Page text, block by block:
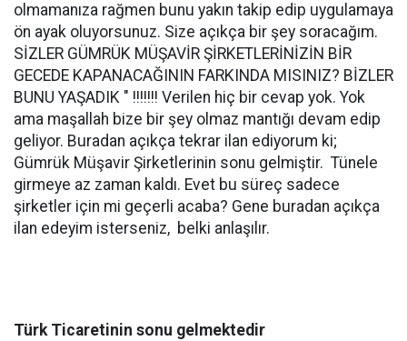
olmamanıza rağmen bunu yakın takip edip uygulamaya
ön ayak oluyorsunuz. Size açıkça bir şey soracağım.
SİZLER GÜMRÜK MÜŞAVİR ŞİRKETLERİNİZİN BİR
GECEDE KAPANACAĞININ FARKINDA MISINIZ? BİZLER
BUNU YAŞADIK " !!!!!!! Verilen hiç bir cevap yok. Yok
ama maşallah bize bir şey olmaz mantığı devam edip
geliyor. Buradan açıkça tekrar ilan ediyorum ki;
Gümrük Müşavir Şirketlerinin sonu gelmiştir. Tünele
girmeye az zaman kaldı. Evet bu süreç sadece
şirketler için mi geçerli acaba? Gene buradan açıkça
ilan edeyim isterseniz, belki anlaşılır.
Türk Ticaretinin sonu gelmektedir